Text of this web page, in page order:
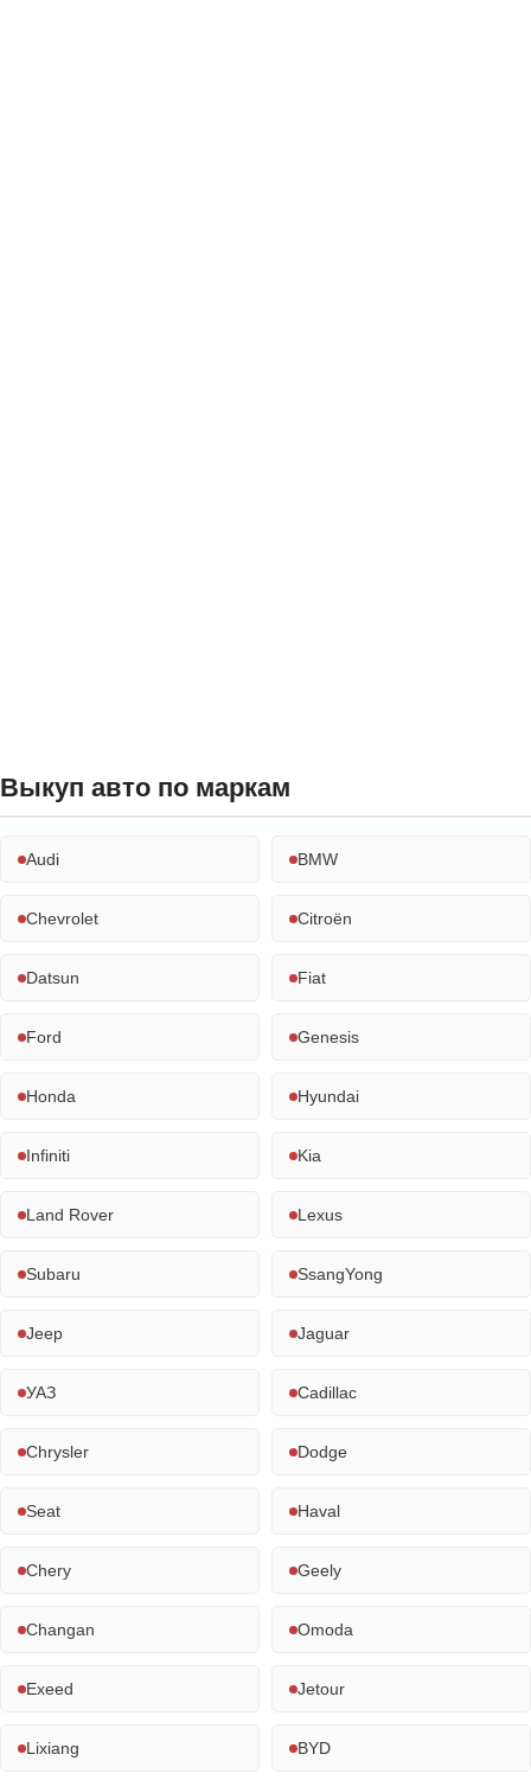
Выкуп авто по маркам
Audi BMW
Chevrolet Citroën
Datsun Fiat
Ford Genesis
Honda Hyundai
Infiniti Kia
Land Rover Lexus
Subaru SsangYong
Jeep Jaguar
УАЗ Cadillac
Chrysler Dodge
Seat Haval
Chery Geely
Changan Omoda
Exeed Jetour
Lixiang BYD